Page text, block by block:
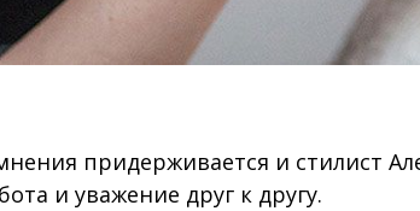
придерживается и стилист
и уважение друг к другу.